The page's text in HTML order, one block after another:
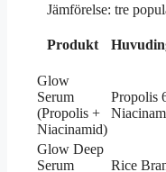
Jämförelse: tre
Produkt
Glow
Serum
(Propolis +
Niacinamid)
Propolis
Glow Deep
Serum
Rice